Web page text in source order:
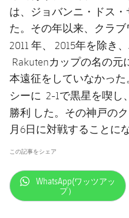
は、ジョバンニ・ドス
た。その年以来、クラ
2011 年、 2015年を除き
Rakutenカップの名の元
本遠征をしていなかっ
シーに 2-1で黒星を喫し
勝利 した。その神戸の
月6日に対戦することにな
この記事をシェア
label.aria.whatsapp
WhatsApp(ワッツアッ
プ）